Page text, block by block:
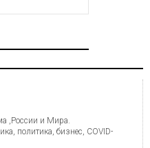
,России и Мира.
политика, бизнес, COVID-